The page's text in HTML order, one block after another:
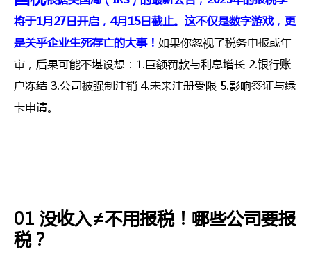
将于1月27日开启，4月15日截止。这不仅是数字游戏，更
是关乎企业生死存亡的大事！ 如果你忽视了税务申报或年
审，后果可能不堪设想：1.巨额罚款与利息增长 2.银行账
户冻结 3.公司被强制注销 4.未来注册受限 5.影响签证与绿
卡申请。
01 没收入≠不用报税！哪些公司要报
税？